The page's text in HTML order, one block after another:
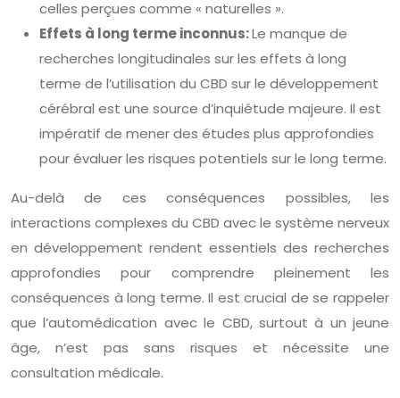
celles perçues comme « naturelles ».
Effets à long terme inconnus:Le manque de
recherches longitudinales sur les effets à long
terme de l’utilisation du CBD sur le développement
cérébral est une source d’inquiétude majeure. Il est
impératif de mener des études plus approfondies
pour évaluer les risques potentiels sur le long terme.
Au-delà de ces conséquences possibles, les
interactions complexes du CBD avec le système nerveux
en développement rendent essentiels des recherches
approfondies pour comprendre pleinement les
conséquences à long terme. Il est crucial de se rappeler
que l’automédication avec le CBD, surtout à un jeune
âge, n’est pas sans risques et nécessite une
consultation médicale.